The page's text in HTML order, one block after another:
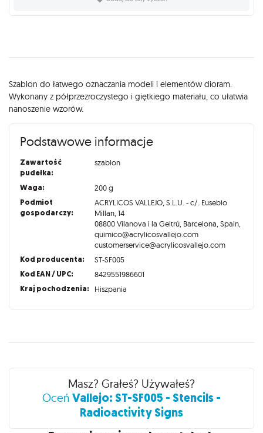
Opis
Szablon do łatwego oznaczania modeli i elementów dioram.
Wykonany z półprzezroczystego i giętkiego materiału, co ułatwia
nanoszenie wzorów.
Podstawowe informacje
Zawartość
pudełka:
szablon
Waga: 200 g
Podmiot
gospodarczy:
ACRYLICOS VALLEJO, S.L.U. - c/. Eusebio
Millan, 14
08800 Vilanova i la Geltrú, Barcelona, Spain,
quimico@acrylicosvallejo.com
customerservice@acrylicosvallejo.com
Kod producenta: ST-SF005
Kod EAN / UPC: 8429551986601
Kraj pochodzenia: Hiszpania
Recenzje
Masz? Grałeś? Używałeś?
Oceń Vallejo: ST-SF005 - Stencils -
Radioactivity Signs